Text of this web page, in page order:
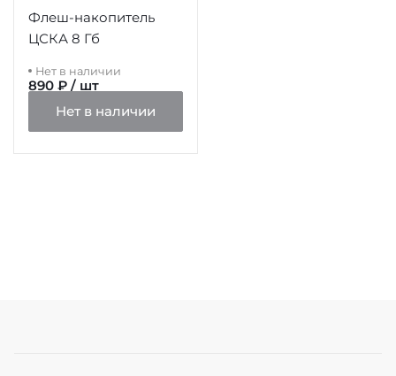
Флеш-накопитель
ЦСКА 8 Гб
Нет в наличии
890 ₽ / шт
Нет в наличии